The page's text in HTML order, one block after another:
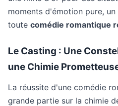
moments d'émotion pure,
toute comédie romantique
Le Casting : Une
une Chimie
La réussite d'une comédie
grande partie sur la chimie